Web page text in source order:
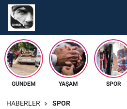
GÜNDEM YAŞAM SPOR
HABERLER SPOR
Gündem
Ekonomi
Spor
Nöbetçi Eczaneler
Hava Durumu
Namaz Vakitleri